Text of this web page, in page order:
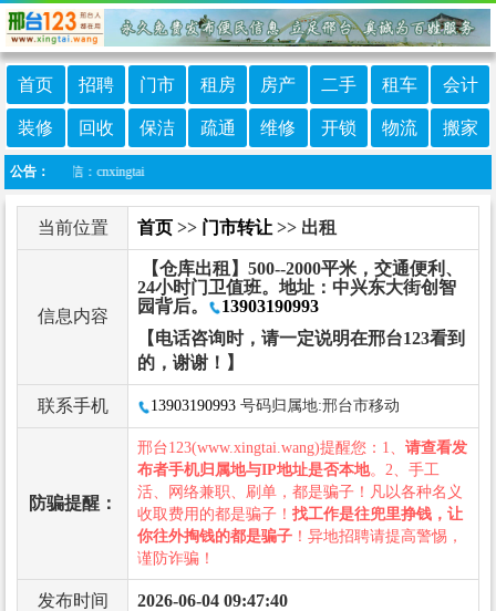
首页 招聘 门市 租房 房产 二手 租车 会计
装修 回收 保洁 疏通 维修 开锁 物流 搬家
公告：
客服微信：cnxingtai
当前位置 首页 >> 门市转让 >> 出租
信息内容
【仓库出租】500--2000平米，交通便利、
24小时门卫值班。地址：中兴东大街创智
园背后。
13903190993
【电话咨询时，请一定说明在邢台123看到
的，谢谢！】
联系手机 13903190993 号码归属地:邢台市移动
防骗提醒：
邢台123(www.xingtai.wang)提醒您：1、 请查看发
布者手机归属地与IP地址是否本地。2、手工
活、网络兼职、刷单，都是骗子！凡以各种名义
收取费用的都是骗子！ 找工作是往兜里挣钱，让
你往外掏钱的都是骗子 ！异地招聘请提高警惕，
谨防诈骗！
发布时间 2026-06-04 09:47:40